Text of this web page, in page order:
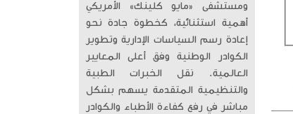
ومستشفى «مايو كلينك» الأمريكي
أهمية استثنائية، كخطوة جادة نحو
إعادة رسم السياسات الإدارية وتطوير
الكوادر الوطنية وفق أعلى المعايير
العالمية. ​ نقل الخبرات الطبية
والتنظيمية المتقدمة يسهم بشكل
مباشر في رفع كفاءة الأطباء والكوادر